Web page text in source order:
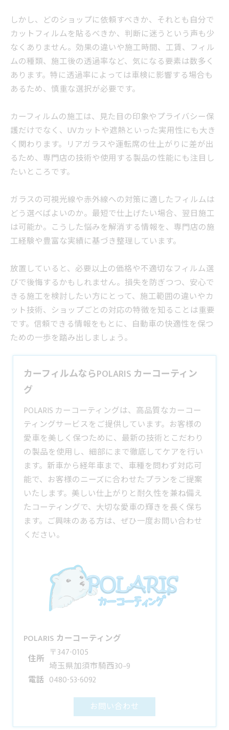
しかし、どのショップに依頼すべきか、それとも自分で
カットフィルムを貼るべきか、判断に迷うという声も少
なくありません。効果の違いや施工時間、工賃、フィル
ムの種類、施工後の透過率など、気になる要素は数多く
あります。特に透過率によっては車検に影響する場合も
あるため、慎重な選択が必要です。
カーフィルムの施工は、見た目の印象やプライバシー保
護だけでなく、UVカットや遮熱といった実用性にも大き
く関わります。リアガラスや運転席の仕上がりに差が出
るため、専門店の技術や使用する製品の性能にも注目し
たいところです。
ガラスの可視光線や赤外線への対策に適したフィルムは
どう選べばよいのか。最短で仕上げたい場合、翌日施工
は可能か。こうした悩みを解消する情報を、専門店の施
工経験や豊富な実績に基づき整理しています。
放置していると、必要以上の価格や不適切なフィルム選
びで後悔するかもしれません。損失を防ぎつつ、安心で
きる施工を検討したい方にとって、施工範囲の違いやカ
ット技術、ショップごとの対応の特徴を知ることは重要
です。信頼できる情報をもとに、自動車の快適性を保つ
ための一歩を踏み出しましょう。
カーフィルムならPOLARIS カーコーティン
グ
POLARIS カーコーティングは、高品質なカーコー
ティングサービスをご提供しています。お客様の
愛車を美しく保つために、最新の技術とこだわり
の製品を使用し、細部にまで徹底してケアを行い
ます。新車から経年車まで、車種を問わず対応可
能で、お客様のニーズに合わせたプランをご提案
いたします。美しい仕上がりと耐久性を兼ね備え
たコーティングで、大切な愛車の輝きを長く保ち
ます。ご興味のある方は、ぜひ一度お問い合わせ
ください。
POLARIS カーコーティング
住所 〒347-0105
埼玉県加須市騎西30−9
電話 0480-53-6092
お問い合わせ